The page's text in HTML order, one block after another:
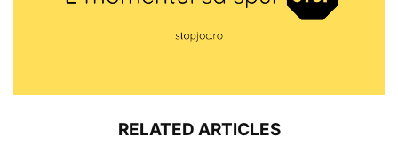
RELATED ARTICLES